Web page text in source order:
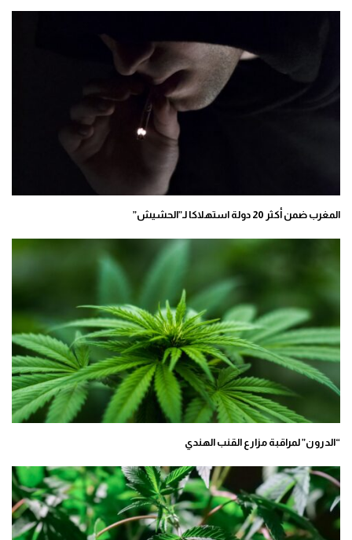
المغرب ضمن أكثر 20 دولة استهلاكا لـ”الحشيش”
“الدرون” لمراقبة مزارع القنب الهندي